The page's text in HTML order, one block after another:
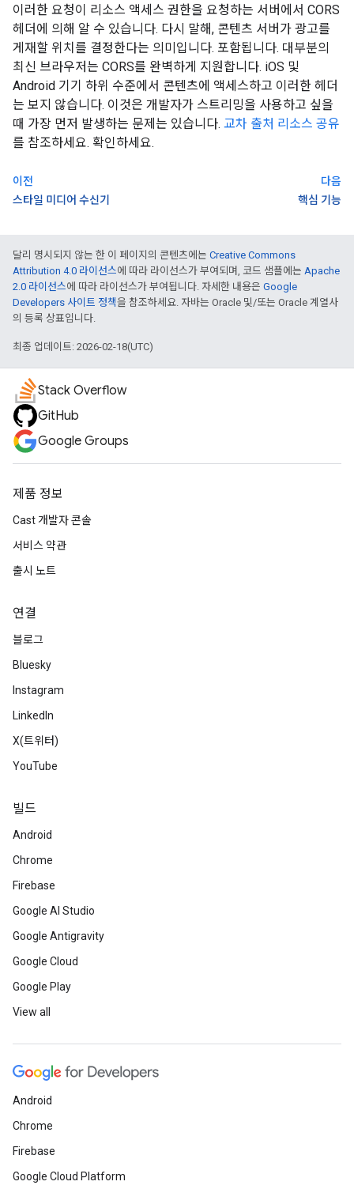
이러한 요청이 리소스 액세스 권한을 요청하는 서버에서 CORS
헤더에 의해 알 수 있습니다. 다시 말해, 콘텐츠 서버가 광고를
게재할 위치를 결정한다는 의미입니다. 포함됩니다. 대부분의
최신 브라우저는 CORS를 완벽하게 지원합니다. iOS 및
Android 기기 하위 수준에서 콘텐츠에 액세스하고 이러한 헤더
는 보지 않습니다. 이것은 개발자가 스트리밍을 사용하고 싶을
때 가장 먼저 발생하는 문제는 있습니다. 교차 출처 리소스 공유
를 참조하세요. 확인하세요.
이전
스타일 미디어 수신기
다음
핵심 기능
달리 명시되지 않는 한 이 페이지의 콘텐츠에는 Creative Commons
Attribution 4.0 라이선스에 따라 라이선스가 부여되며, 코드 샘플에는 Apache
2.0 라이선스에 따라 라이선스가 부여됩니다. 자세한 내용은 Google
Developers 사이트 정책을 참조하세요. 자바는 Oracle 및/또는 Oracle 계열사
의 등록 상표입니다.
최종 업데이트: 2026-02-18(UTC)
Stack Overflow
GitHub
Google Groups
제품 정보
Cast 개발자 콘솔
서비스 약관
출시 노트
연결
블로그
Bluesky
Instagram
LinkedIn
X(트위터)
YouTube
빌드
Android
Chrome
Firebase
Google AI Studio
Google Antigravity
Google Cloud
Google Play
View all
Android
Chrome
Firebase
Google Cloud Platform